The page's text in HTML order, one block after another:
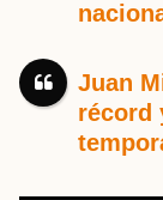
Juan
récord